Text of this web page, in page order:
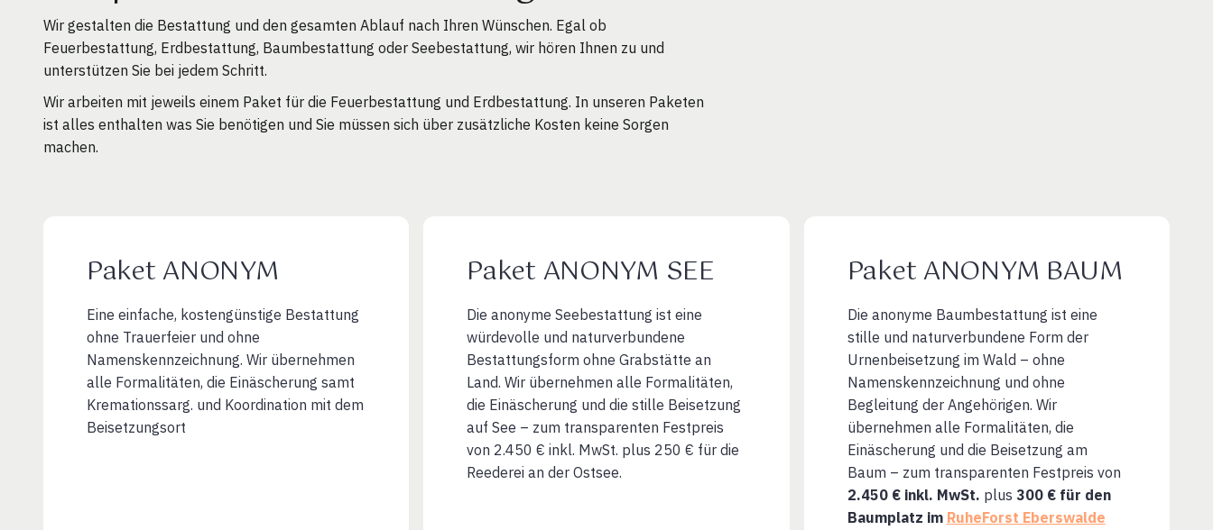
Wir gestalten die Bestattung und den gesamten Ablauf nach Ihren Wünschen. Egal ob
Feuerbestattung, Erdbestattung, Baumbestattung oder Seebestattung, wir hören Ihnen zu und
unterstützen Sie bei jedem Schritt.
Wir arbeiten mit jeweils einem Paket für die Feuerbestattung und Erdbestattung. In unseren Paketen
ist alles enthalten was Sie benötigen und Sie müssen sich über zusätzliche Kosten keine Sorgen
machen.
Paket ANONYM
Eine einfache, kostengünstige Bestattung
ohne Trauerfeier und ohne
Namenskennzeichnung. Wir übernehmen
alle Formalitäten, die Einäscherung samt
Kremationssarg. und Koordination mit dem
Beisetzungsort
Paket ANONYM SEE
Die anonyme Seebestattung ist eine
würdevolle und naturverbundene
Bestattungsform ohne Grabstätte an
Land. Wir übernehmen alle Formalitäten,
die Einäscherung und die stille Beisetzung
auf See – zum transparenten Festpreis
von 2.450 € inkl. MwSt. plus 250 € für die
Reederei an der Ostsee.
Paket ANONYM BAUM
Die anonyme Baumbestattung ist eine
stille und naturverbundene Form der
Urnenbeisetzung im Wald – ohne
Namenskennzeichnung und ohne
Begleitung der Angehörigen. Wir
übernehmen alle Formalitäten, die
Einäscherung und die Beisetzung am
Baum – zum transparenten Festpreis von
2.450 € inkl. MwSt. plus 300 € für den
Baumplatz im RuheForst Eberswalde